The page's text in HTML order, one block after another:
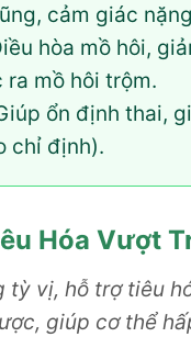
cảm giác
hòa mồ hôi,
mồ hôi trộm.
ổn định thai,
chỉ định).
Hóa Vượt
vị, hỗ trợ tiêu
giúp cơ thể